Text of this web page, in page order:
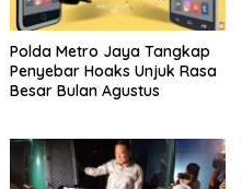
Polda Metro Jaya Tangkap
Penyebar Hoaks Unjuk Rasa
Besar Bulan Agustus